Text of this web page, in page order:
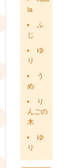
la
ふ
じ
ゆ
り
う
め
り
んごの
木
ゆ
り